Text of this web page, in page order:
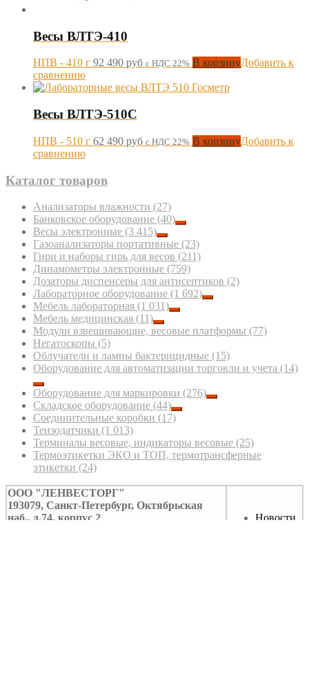
Весы ВЛТЭ-410
НПВ - 410 г 92 490 руб с НДС 22% В корзинуДобавить к
сравнению
Весы ВЛТЭ-510С
НПВ - 510 г 62 490 руб с НДС 22% В корзинуДобавить к
сравнению
Каталог товаров
Анализаторы влажности (27)
Банковское оборудование (40)
Весы электронные (3 415)
Газоанализаторы портативные (23)
Гири и наборы гирь для весов (211)
Динамометры электронные (759)
Дозаторы диспенсеры для антисептиков (2)
Лабораторное оборудование (1 692)
Мебель лабораторная (1 031)
Мебель медицинская (11)
Модули взвешивающие, весовые платформы (77)
Негатоскопы (5)
Облучатели и лампы бактерицидные (15)
Оборудование для автоматизации торговли и учета (14)
Оборудование для маркировки (276)
Складское оборудование (44)
Соединительные коробки (17)
Тензодатчики (1 013)
Терминалы весовые, индикаторы весовые (25)
Термоэтикетки ЭКО и ТОП, термотрансферные
этикетки (24)
ООО "ЛЕНВЕСТОРГ"
193079, Санкт-Петербург, Октябрьская
наб., д.74, корпус 2
Новости